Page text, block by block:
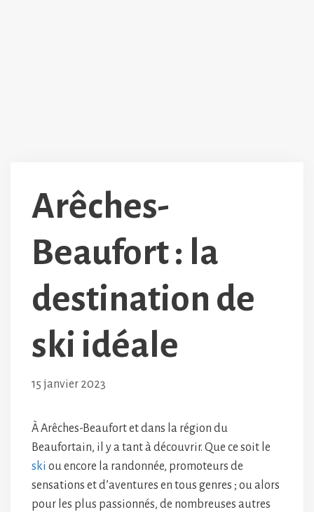
Arêches-
Beaufort : la
destination de
ski idéale
15 janvier 2023
À Arêches-Beaufort et dans la région du
Beaufortain, il y a tant à découvrir. Que ce soit le
ski ou encore la randonnée, promoteurs de
sensations et d’aventures en tous genres ; ou alors
pour les plus passionnés, de nombreuses autres